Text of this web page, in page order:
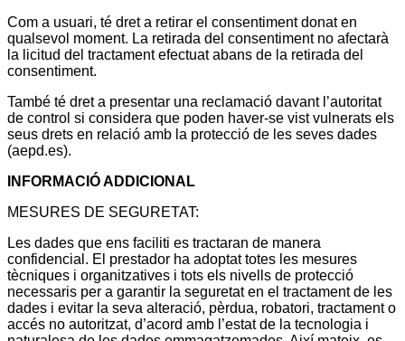
Com a usuari, té dret a retirar el consentiment donat en
qualsevol moment. La retirada del consentiment no afectarà
la licitud del tractament efectuat abans de la retirada del
consentiment.
També té dret a presentar una reclamació davant l’autoritat
de control si considera que poden haver-se vist vulnerats els
seus drets en relació amb la protecció de les seves dades
(aepd.es).
INFORMACIÓ ADDICIONAL
MESURES DE SEGURETAT:
Les dades que ens faciliti es tractaran de manera
confidencial. El prestador ha adoptat totes les mesures
tècniques i organitzatives i tots els nivells de protecció
necessaris per a garantir la seguretat en el tractament de les
dades i evitar la seva alteració, pèrdua, robatori, tractament o
accés no autoritzat, d’acord amb l’estat de la tecnologia i